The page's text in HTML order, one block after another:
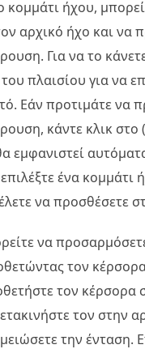
κομμάτι ήχου,
αρχικό ήχο και να
Για να το
πλαισίου για να
Εάν προτιμάτε να
κάντε κλικ στο (
εμφανιστεί
ένα κομμάτι
να προσθέσετε
να
τον
τον κέρσορα
τον στην
την ένταση.